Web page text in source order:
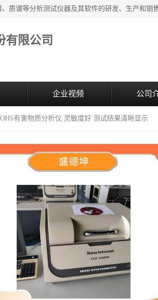
有限公司
企业视频 公司
有害物质分析仪 灵敏度好 测试结果清晰显示